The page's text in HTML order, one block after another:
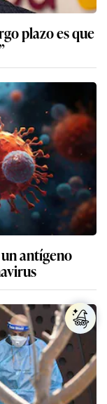
plazo es que
antígeno